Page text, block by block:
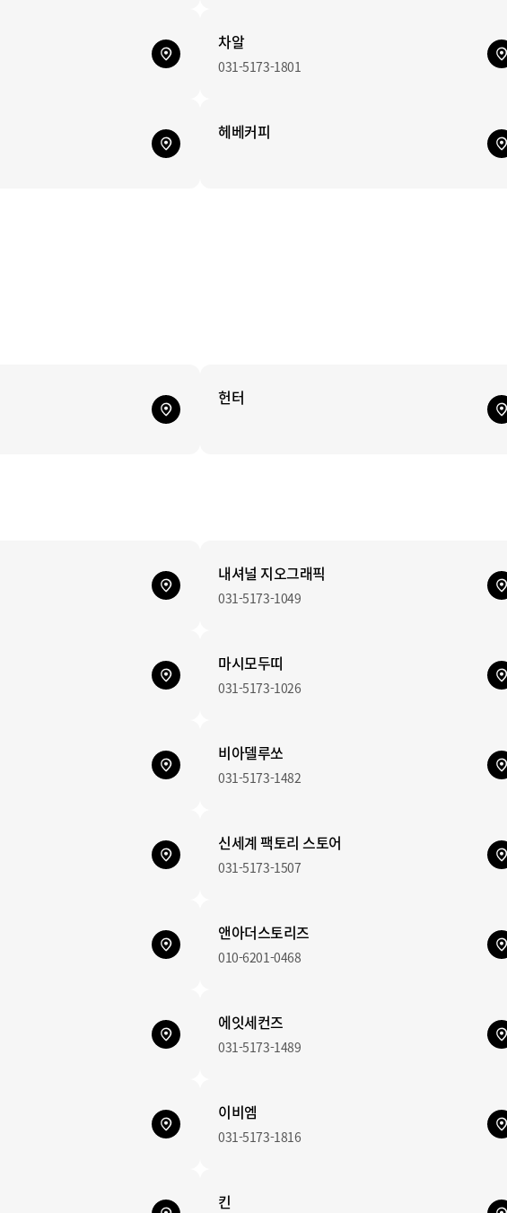
차알
031-5173-1801
헤베커피
헌터
내셔널 지오그래픽
031-5173-1049
마시모두띠
031-5173-1026
비아델루쏘
031-5173-1482
신세계 팩토리 스토어
031-5173-1507
앤아더스토리즈
010-6201-0468
에잇세컨즈
031-5173-1489
이비엠
031-5173-1816
킨